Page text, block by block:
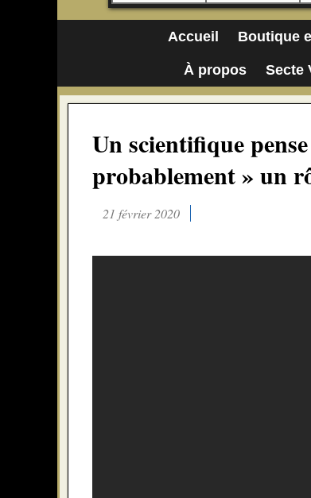
Accueil Boutique
À propos Secte
Un scientifique
probablement » un
21 février 2020